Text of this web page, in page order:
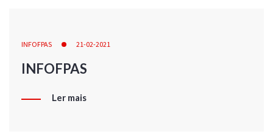
INFOFPAS 21-02-2021
INFOFPAS
Ler mais